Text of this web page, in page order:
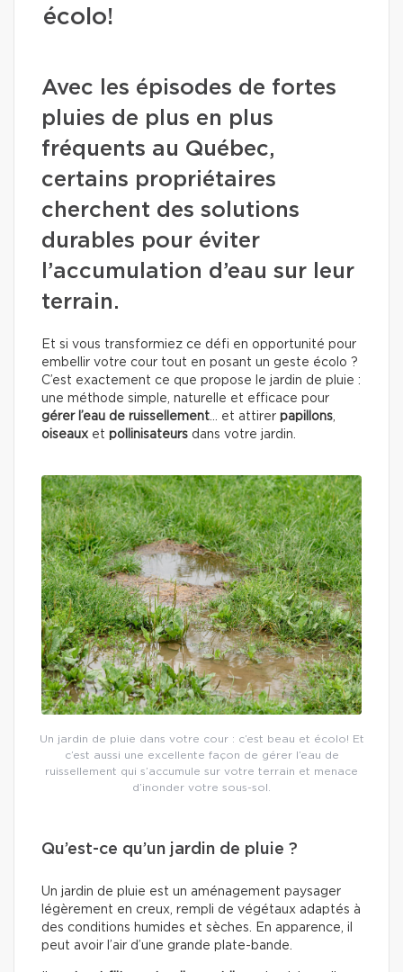
écolo!
Avec les épisodes de fortes
pluies de plus en plus
fréquents au Québec,
certains propriétaires
cherchent des solutions
durables pour éviter
l’accumulation d’eau sur leur
terrain.
Et si vous transformiez ce défi en opportunité pour
embellir votre cour tout en posant un geste écolo ?
C’est exactement ce que propose le jardin de pluie :
une méthode simple, naturelle et efficace pour
gérer l’eau de ruissellement… et attirer papillons,
oiseaux et pollinisateurs dans votre jardin.
Un jardin de pluie dans votre cour : c’est beau et écolo! Et
c’est aussi une excellente façon de gérer l’eau de
ruissellement qui s’accumule sur votre terrain et menace
d’inonder votre sous-sol.
Qu’est-ce qu’un jardin de pluie ?
Un jardin de pluie est un aménagement paysager
légèrement en creux, rempli de végétaux adaptés à
des conditions humides et sèches. En apparence, il
peut avoir l’air d’une grande plate-bande.